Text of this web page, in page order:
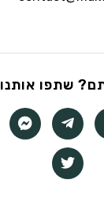
שתפו אותנו